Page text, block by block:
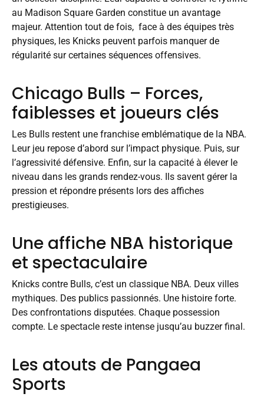
au Madison Square Garden constitue un avantage
majeur. Attention tout de fois, face à des équipes très
physiques, les Knicks peuvent parfois manquer de
régularité sur certaines séquences offensives.
Chicago Bulls – Forces,
faiblesses et joueurs clés
Les Bulls restent une franchise emblématique de la NBA.
Leur jeu repose d’abord sur l’impact physique. Puis, sur
l’agressivité défensive. Enfin, sur la capacité à élever le
niveau dans les grands rendez-vous. Ils savent gérer la
pression et répondre présents lors des affiches
prestigieuses.
Une affiche NBA historique
et spectaculaire
Knicks contre Bulls, c’est un classique NBA. Deux villes
mythiques. Des publics passionnés. Une histoire forte.
Des confrontations disputées. Chaque possession
compte. Le spectacle reste intense jusqu’au buzzer final.
Les atouts de Pangaea
Sports